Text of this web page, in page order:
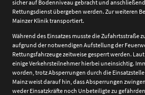
sicher auf Bodenniveau gebracht und
Rettungsdienst übergeben werden. Zur weiteren
Mainzer Klinik transportiert.
Während des Einsatzes musste die Zufahrtsstraße
aufgrund der notwendigen Aufstellung der
Rettungsfahrzeuge zeitweise gesperrt werden.
einige Verkehrsteilnehmer hierbei uneinsichtig.
worden, trotz Absperrungen durch die
Mainz weist darauf hin, dass Absperrungen
weder Einsatzkräfte noch Unbeteiligte zu